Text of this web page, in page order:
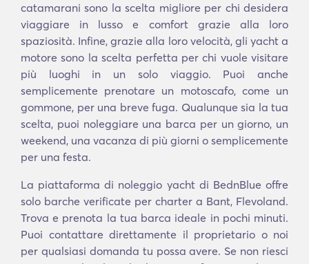
catamarani sono la scelta migliore per chi desidera
viaggiare in lusso e comfort grazie alla loro
spaziosità. Infine, grazie alla loro velocità, gli yacht a
motore sono la scelta perfetta per chi vuole visitare
più luoghi in un solo viaggio. Puoi anche
semplicemente prenotare un motoscafo, come un
gommone, per una breve fuga. Qualunque sia la tua
scelta, puoi noleggiare una barca per un giorno, un
weekend, una vacanza di più giorni o semplicemente
per una festa.
La piattaforma di noleggio yacht di BednBlue offre
solo barche verificate per charter a Bant, Flevoland.
Trova e prenota la tua barca ideale in pochi minuti.
Puoi contattare direttamente il proprietario o noi
per qualsiasi domanda tu possa avere. Se non riesci